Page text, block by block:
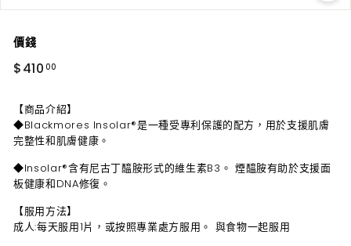
價錢
正
$410 00
【商品介紹】
◆Blackmores Insolar®是一種受專利保護的配方，用於支援肌膚
完整性和肌膚健康。
◆Insolar®含有尼古丁醯胺形式的維生素B3。 煙醯胺有助於支援面
板健康和DNA修復。
【服用方法】
成人:每天服用1片，或按照專業處方服用。 與食物一起服用